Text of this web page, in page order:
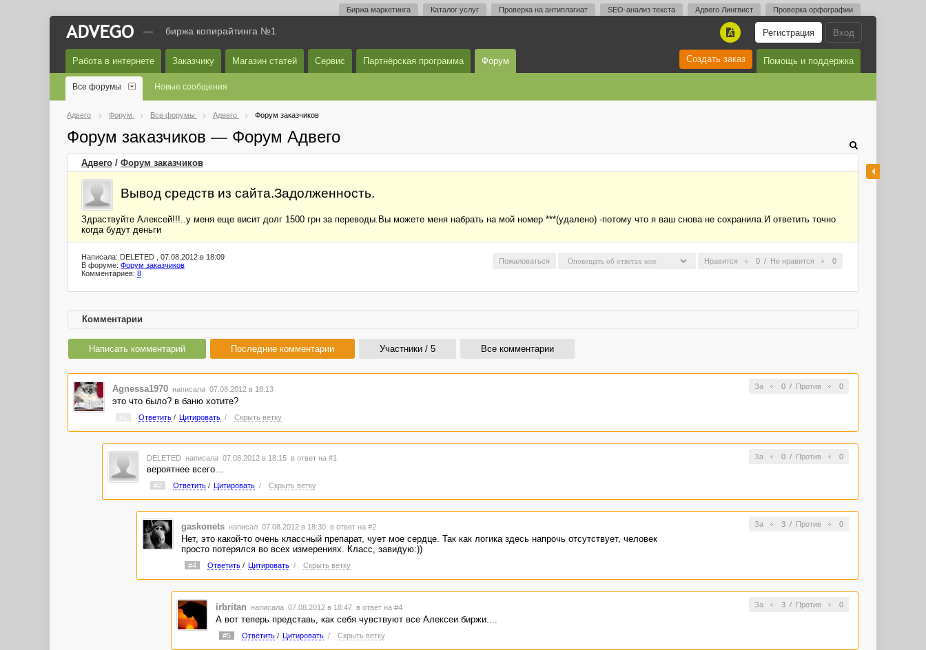
Биржа маркетинга Каталог услуг Проверка на антиплагиат SEO-анализ текста Адвего Лингвист Проверка орфографии
Вход
Регистрация
A
— биржа копирайтинга №1
Работа в интернете Заказчику Магазин статей Сервис Партнёрская программа Форум Помощь и поддержка
Создать заказ
Все форумы Новые сообщения
Адвего Форум Все форумы Адвего Форум заказчиков
Форум заказчиков — Форум Адвего
Адвего / Форум заказчиков
Вывод средств из сайта.Задолженность.
Здраствуйте Алексей!!!..у меня еще висит долг 1500 грн за переводы.Вы можете меня набрать на мой номер ***(удалено) -потому что я ваш снова не сохранила.И ответить точно
когда будут деньги
Нравится 0 / Не нравится 0
Пожаловаться
Написала: DELETED , 07.08.2012 в 18:09
В форуме: Форум заказчиков
Комментариев: 8
Комментарии
Написать комментарий Последние комментарии Участники / 5 Все комментарии
За 0/ Против 0
Agnessa1970 написала 07.08.2012 в 18:13
это что было? в баню хотите?
Ответить/ Цитировать / Скрыть ветку
За 0/ Против 0
DELETED написала 07.08.2012 в 18:15 в ответ на #1
вероятнее всего...
#2 Ответить/ Цитировать / Скрыть ветку
За 3/ Против 0
gaskonets написал 07.08.2012 в 18:30 в ответ на #2
Нет, это какой-то очень классный препарат, чует мое сердце. Так как логика здесь напрочь отсутствует, человек
просто потерялся во всех измерениях. Класс, завидую:))
#4 Ответить/ Цитировать / Скрыть ветку
За 3/ Против 0
irbritan написала 07.08.2012 в 18:47 в ответ на #4
А вот теперь представь, как себя чувствуют все Алексеи биржи....
#5 Ответить/ Цитировать / Скрыть ветку